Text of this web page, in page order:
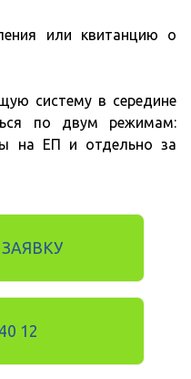
или квитанцию о
систему в середине
по двум режимам:
на ЕП и отдельно за
12